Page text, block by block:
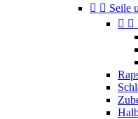
  Seile
 